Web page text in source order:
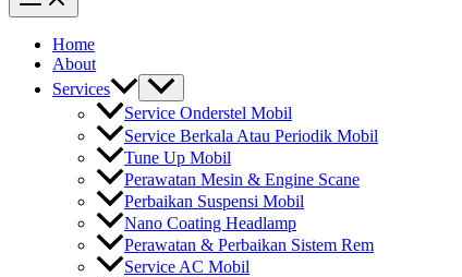
Home
About
Services
Service Onderstel Mobil
Service Berkala Atau Periodik Mobil
Tune Up Mobil
Perawatan Mesin & Engine Scane
Perbaikan Suspensi Mobil
Nano Coating Headlamp
Perawatan & Perbaikan Sistem Rem
Service AC Mobil